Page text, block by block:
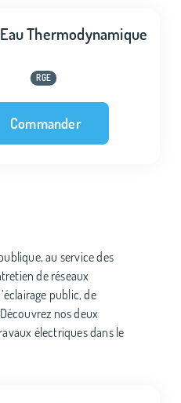
Thermodynamique
RGE
Commander
au service des
de réseaux
public, de
nos deux
électriques dans le